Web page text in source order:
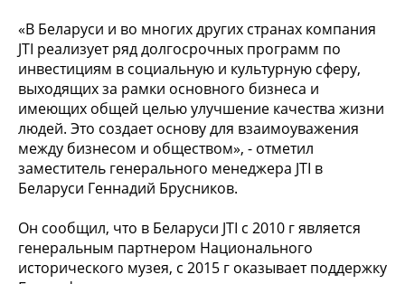
«В Беларуси и во многих других странах компания
JTI реализует ряд долгосрочных программ по
инвестициям в социальную и культурную сферу,
выходящих за рамки основного бизнеса и
имеющих общей целью улучшение качества жизни
людей. Это создает основу для взаимоуважения
между бизнесом и обществом», - отметил
заместитель генерального менеджера JTI в
Беларуси Геннадий Брусников.
Он сообщил, что в Беларуси JTI с 2010 г является
генеральным партнером Национального
исторического музея, с 2015 г оказывает поддержку